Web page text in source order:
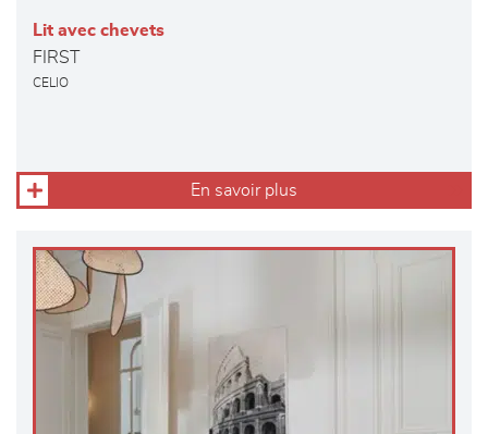
Lit avec chevets
FIRST
CELIO
En savoir plus